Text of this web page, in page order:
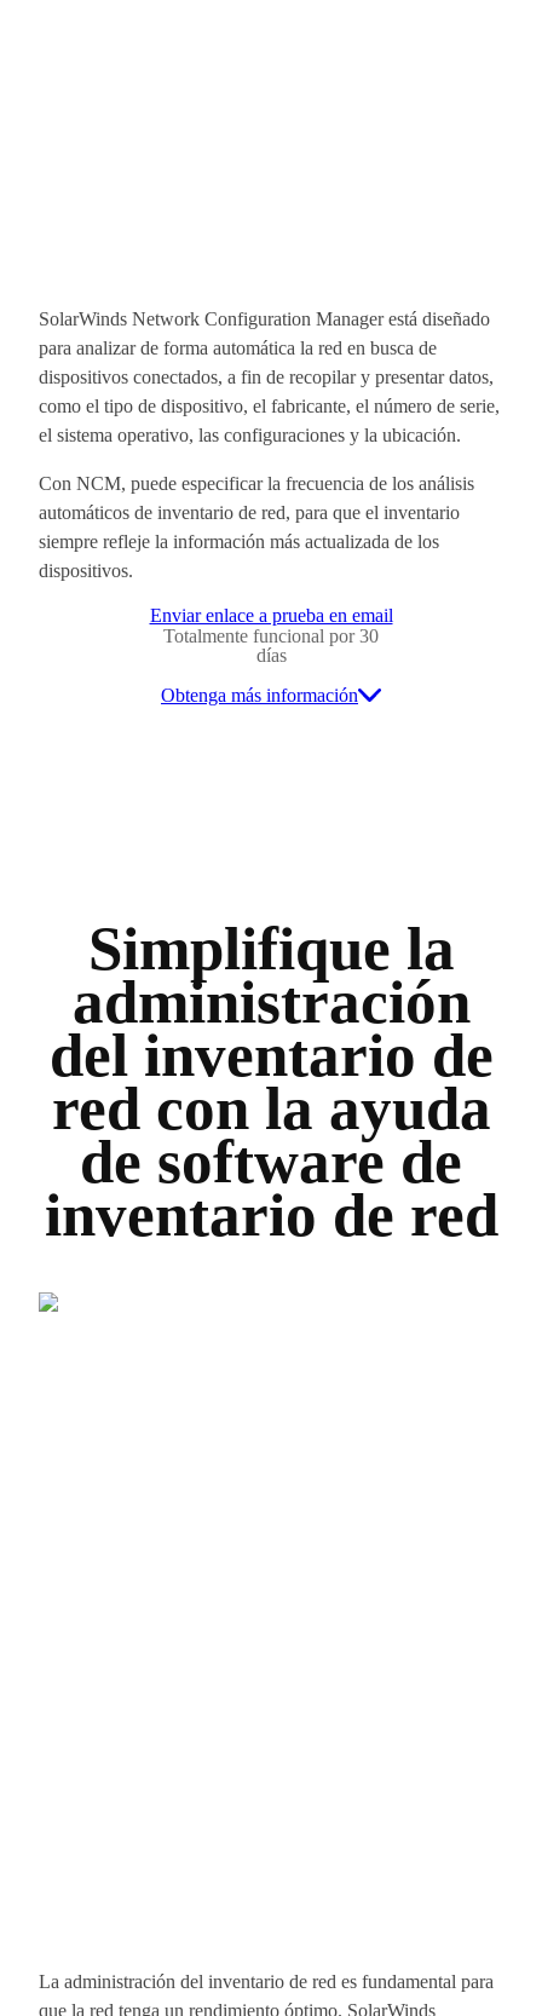
SolarWinds Network Configuration Manager está diseñado
para analizar de forma automática la red en busca de
dispositivos conectados, a fin de recopilar y presentar datos,
como el tipo de dispositivo, el fabricante, el número de serie,
el sistema operativo, las configuraciones y la ubicación.
Con NCM, puede especificar la frecuencia de los análisis
automáticos de inventario de red, para que el inventario
siempre refleje la información más actualizada de los
dispositivos.
Enviar enlace a prueba en email
Totalmente funcional por 30
días
Obtenga más información
Simplifique la
administración
del inventario de
red con la ayuda
de software de
inventario de red
La administración del inventario de red es fundamental para
que la red tenga un rendimiento óptimo. SolarWinds